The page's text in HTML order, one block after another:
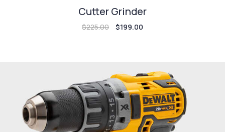
Cutter Grinder
$225.00 $199.00